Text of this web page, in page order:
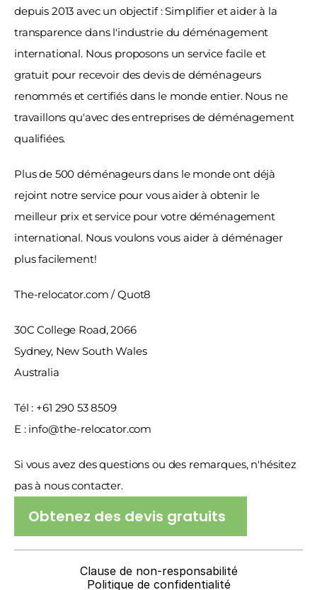
depuis 2013 avec un objectif : Simplifier et aider à la
transparence dans l'industrie du déménagement
international. Nous proposons un service facile et
gratuit pour recevoir des devis de déménageurs
renommés et certifiés dans le monde entier. Nous ne
travaillons qu'avec des entreprises de déménagement
qualifiées.
Plus de 500 déménageurs dans le monde ont déjà
rejoint notre service pour vous aider à obtenir le
meilleur prix et service pour votre déménagement
international. Nous voulons vous aider à déménager
plus facilement!
The-relocator.com / Quot8
30C College Road, 2066
Sydney, New South Wales
Australia
Tél : +61 290 53 8509
E : info@the-relocator.com
Si vous avez des questions ou des remarques, n'hésitez
pas à nous contacter.
Obtenez des devis gratuits
Clause de non-responsabilité
Politique de confidentialité